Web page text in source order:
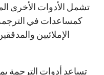
تشمل الأدوات الأخرى
كمساعدات في
الإملائيين
تساعد أدوات الترجمة